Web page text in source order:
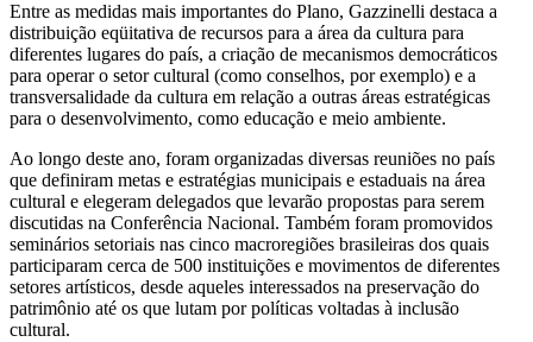
Entre as medidas mais importantes do Plano, Gazzinelli destaca a
distribuição eqüitativa de recursos para a área da cultura para
diferentes lugares do país, a criação de mecanismos democráticos
para operar o setor cultural (como conselhos, por exemplo) e a
transversalidade da cultura em relação a outras áreas estratégicas
para o desenvolvimento, como educação e meio ambiente.
Ao longo deste ano, foram organizadas diversas reuniões no país
que definiram metas e estratégias municipais e estaduais na área
cultural e elegeram delegados que levarão propostas para serem
discutidas na Conferência Nacional. Também foram promovidos
seminários setoriais nas cinco macroregiões brasileiras dos quais
participaram cerca de 500 instituições e movimentos de diferentes
setores artísticos, desde aqueles interessados na preservação do
patrimônio até os que lutam por políticas voltadas à inclusão
cultural.